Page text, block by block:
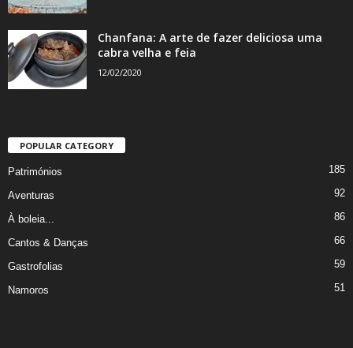
Chanfana: A arte de fazer deliciosa uma
cabra velha e feia
12/02/2020
POPULAR CATEGORY
Patrimónios 185
Aventuras 92
À boleia... 86
Cantos & Danças 66
Gastrofolias 59
Namoros 51